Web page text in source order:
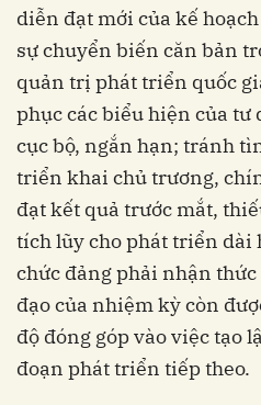
diễn đạt mới của kế
sự chuyển biến căn bản
quản trị phát triển quốc
phục các biểu hiện của
cục bộ, ngắn hạn; tránh
triển khai chủ trương,
đạt kết quả trước mắt,
tích lũy cho phát triển dài
chức đảng phải nhận
đạo của nhiệm kỳ còn
độ đóng góp vào việc tạo
đoạn phát triển tiếp theo.